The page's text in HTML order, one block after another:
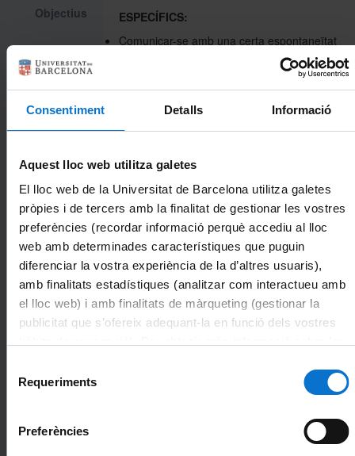
Consentiment Detalls Informació
Aquest lloc web utilitza galetes
El lloc web de la Universitat de Barcelona utilitza galetes
pròpies i de tercers amb la finalitat de gestionar les vostres
preferències (recordar informació perquè accediu al lloc
web amb determinades característiques que puguin
diferenciar la vostra experiència de la d’altres usuaris),
amb finalitats estadístiques (analitzar com interactueu amb
el lloc web) i amb finalitats de màrqueting (gestionar la
publicitat que s’ofereix adequant-la en funció dels vostres
web de la Universitat de Barcelona
Requeriments
Preferències
Objectius
ESPECÍFICS:
Comunicar-se amb una certa espontaneïtat
i fluïdesa, cosa que fa possible la interacció
amb parlants nadius especialment en un
context universitari.
Participar activament en una conversa
sobre temes relacionats amb el propi lloc
de feina, descrivint processos de forma
diferents unitats administratives pròpies de
la universitat.
Contingut
Presentació d'eines que ajudin a l'alumnat
a consolidar i desenvolupar les habilitats
necessàries a l'hora de redactar correus
electrònics i cartes. El component de
redacció inclou un tractament de la forma i
el contingut estàndard del gènere
transaccional, la correcció d'errors
estilístics, gramaticals i lèxics, i l'adquisició
del vocabulari i de les estructures